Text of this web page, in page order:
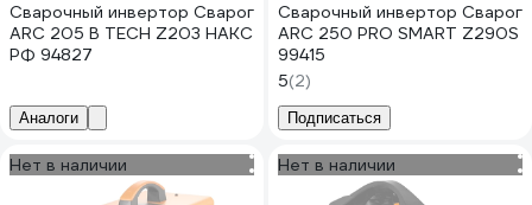
Сварочный инвертор Сварог
ARC 205 В TECH Z203 НАКС
РФ 94827
Аналоги
Сварочный инвертор Сварог
ARC 250 PRO SMART Z290S
99415
5(2)
Подписаться
Нет в наличии Нет в наличии